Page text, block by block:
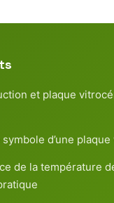
et plaque
d’une
de la température